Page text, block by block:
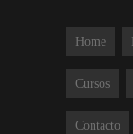
Home
Cursos
Contacto